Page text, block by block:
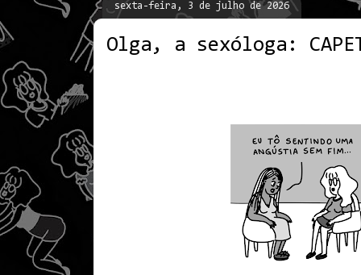
sexta-feira, 3 de julho de 2026
Olga, a sexóloga: